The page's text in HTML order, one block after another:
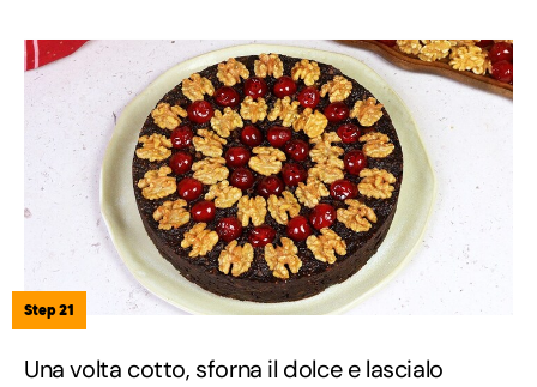
Step 21
Una volta cotto, sforna il dolce e lascialo